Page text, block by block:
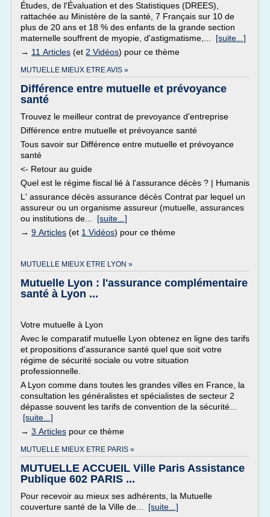
Études, de l'Évaluation et des Statistiques (DREES),
rattachée au Ministère de la santé, 7 Français sur 10 de
plus de 20 ans et 18 % des enfants de la grande section
maternelle souffrent de myopie, d'astigmatisme,... [suite...]
→ 11 Articles (et 2 Vidéos) pour ce thème
MUTUELLE MIEUX ETRE AVIS »
Différence entre mutuelle et prévoyance
santé
Trouvez le meilleur contrat de prevoyance d'entreprise
Différence entre mutuelle et prévoyance santé
Tous savoir sur Différence entre mutuelle et prévoyance
santé
<- Retour au guide
Quel est le régime fiscal lié à l'assurance décès ? | Humanis
L' assurance décès assurance décès Contrat par lequel un
assureur ou un organisme assureur (mutuelle, assurances
ou institutions de... [suite...]
→ 9 Articles (et 1 Vidéos) pour ce thème
MUTUELLE MIEUX ETRE LYON »
Mutuelle Lyon : l'assurance complémentaire
santé à Lyon ...
Votre mutuelle à Lyon
Avec le comparatif mutuelle Lyon obtenez en ligne des tarifs
et propositions d'assurance santé quel que soit votre
régime de sécurité sociale ou votre situation
professionnelle.
A Lyon comme dans toutes les grandes villes en France, la
consultation les généralistes et spécialistes de secteur 2
dépasse souvent les tarifs de convention de la sécurité...
[suite...]
→ 3 Articles pour ce thème
MUTUELLE MIEUX ETRE PARIS »
MUTUELLE ACCUEIL Ville Paris Assistance
Publique 602 PARIS ...
Pour recevoir au mieux ses adhérents, la Mutuelle
couverture santé de la Ville de... [suite...]